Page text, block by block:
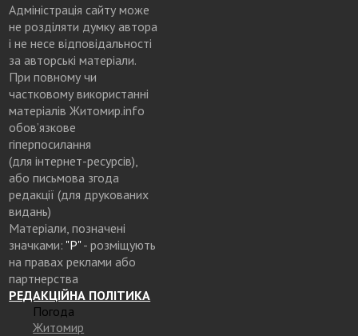
Адміністрація сайту може
не розділяти думку автора
і не несе відповідальності
за авторські матеріали.
При повному чи
частковому використанні
матеріалів Житомир.info
обов’язкове
гіперпосилання
(для інтернет-ресурсів),
або письмова згода
редакції (для друкованих
видань)
Матеріали, позначені
значками: "Р"- розміщують
на правах реклами або
партнерства
РЕДАКЦІЙНА ПОЛІТИКА
Погода
Житомир